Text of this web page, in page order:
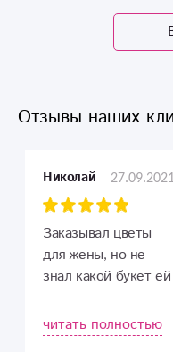
Отзывы наших
Николай
Заказывал цветы
для жены, но не
знал какой букет ей
Обратился к вашим
флористам за
читать полностью